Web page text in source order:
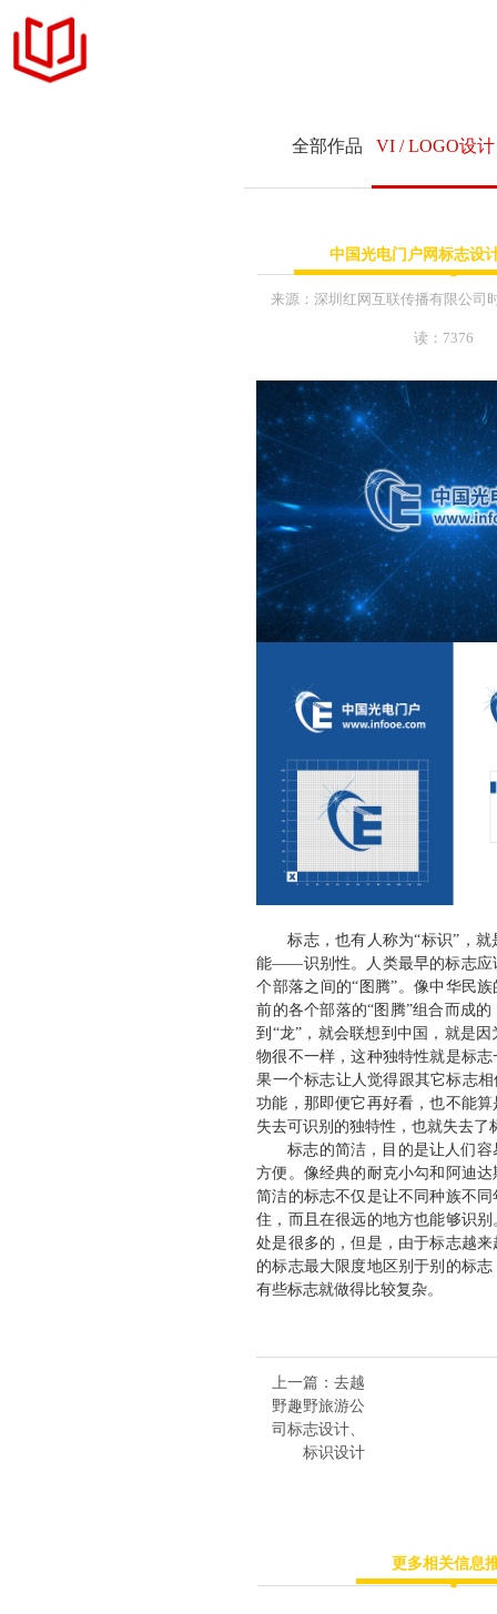
+ 响应式网站交互
+ 展示型企业网站
+ 企业网站升级和
+ 公众号内容维护
+ 互联网营销年度
+ 网络主题活动执行
服务项目 MFCMS建站 关
传统市场竞争激烈，互联网上仍潜藏着勃勃商机！
开拓广阔的互联网空间，您需要的是一个 “智慧团队”
设计案例
MFCMS建站
联系我们
全部作品 VI / LOGO设计
网站与新媒体 课
中国光电门户网标志设
来源： 深圳红网互联传播有限公司
读：7376
标志，也有人称为“标识”，
能——识别性。人类最早的标志应
个部落之间的“图腾”。像中华民
前的各个部落的“图腾”组合而成
到“龙”，就会联想到中国，就是
物很不一样，这种独特性就是标
果一个标志让人觉得跟其它标志
功能，那即便它再好看，也不能
失去可识别的独特性，也就失去了
标志的简洁，目的是让人们
方便。像经典的耐克小勾和阿迪
简洁的标志不仅是让不同种族不
住，而且在很远的地方也能够识
处是很多的，但是，由于标志越
的标志最大限度地区别于别的标
有些标志就做得比较复杂。
上一篇 ：去越
野趣野旅游公
司标志设计、
标识设计
更多相关信息